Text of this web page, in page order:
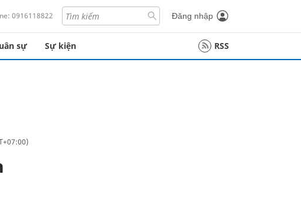
0916118822 Đăng nhập
sự Sự kiện RSS